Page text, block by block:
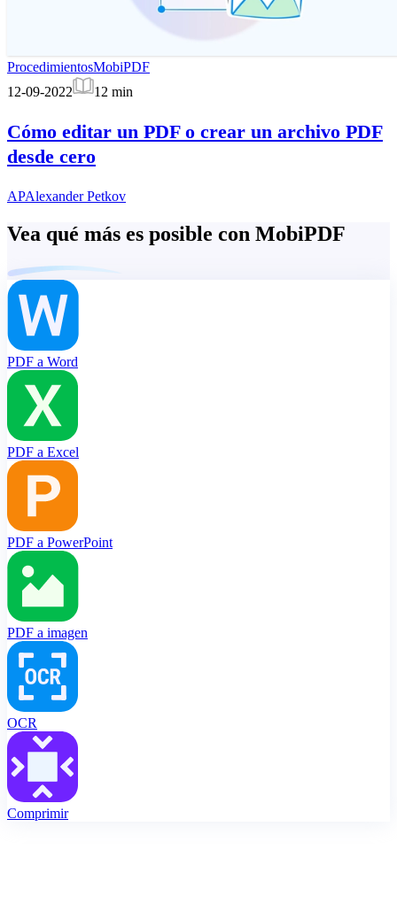
ProcedimientosMobiPDF
12-09-2022
12 min
Cómo editar un PDF o crear un archivo PDF
desde cero
APAlexander Petkov
Vea qué más es posible con MobiPDF
PDF a Word
PDF a Excel
PDF a PowerPoint
PDF a imagen
OCR
Comprimir